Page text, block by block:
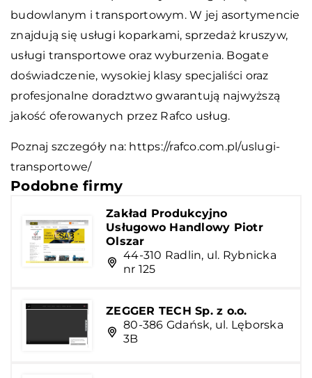
budowlanym i transportowym. W jej asortymencie
znajdują się usługi koparkami, sprzedaż kruszyw,
usługi transportowe oraz wyburzenia. Bogate
doświadczenie, wysokiej klasy specjaliści oraz
profesjonalne doradztwo gwarantują najwyższą
jakość oferowanych przez Rafco usług.
Poznaj szczegóły na: https://rafco.com.pl/uslugi-
transportowe/
Podobne firmy
Zakład Produkcyjno
Usługowo Handlowy Piotr
Olszar
44-310 Radlin, ul. Rybnicka
nr 125
ZEGGER TECH Sp. z o.o.
80-386 Gdańsk, ul. Lęborska
3B